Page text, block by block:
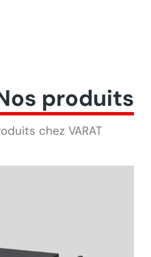
produits
chez VARAT